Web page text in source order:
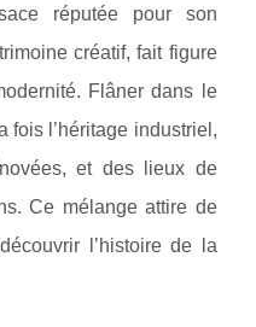
réputée pour son
créatif, fait figure
Flâner dans le
fois l’héritage industriel,
et des lieux de
Ce mélange attire de
l’histoire de la